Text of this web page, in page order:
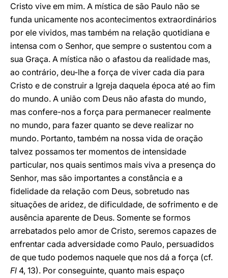
Cristo vive em mim. A mística de são Paulo não se
funda unicamente nos acontecimentos extraordinários
por ele vividos, mas também na relação quotidiana e
intensa com o Senhor, que sempre o sustentou com a
sua Graça. A mística não o afastou da realidade mas,
ao contrário, deu-lhe a força de viver cada dia para
Cristo e de construir a Igreja daquela época até ao fim
do mundo. A união com Deus não afasta do mundo,
mas confere-nos a força para permanecer realmente
no mundo, para fazer quanto se deve realizar no
mundo. Portanto, também na nossa vida de oração
talvez possamos ter momentos de intensidade
particular, nos quais sentimos mais viva a presença do
Senhor, mas são importantes a constância e a
fidelidade da relação com Deus, sobretudo nas
situações de aridez, de dificuldade, de sofrimento e de
ausência aparente de Deus. Somente se formos
arrebatados pelo amor de Cristo, seremos capazes de
enfrentar cada adversidade como Paulo, persuadidos
de que tudo podemos naquele que nos dá a força (cf.
Fl 4, 13). Por conseguinte, quanto mais espaço